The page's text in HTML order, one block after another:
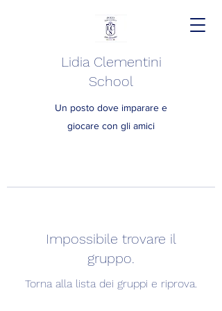
Lidia Clementini
School
Un posto dove imparare e
giocare con gli amici
Impossibile trovare il
gruppo.
Torna alla lista dei gruppi e riprova.